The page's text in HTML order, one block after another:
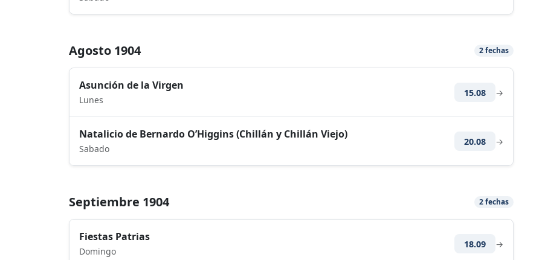
Agosto 1904 2 fechas
Asunción de la Virgen
Lunes
15.08 →
Natalicio de Bernardo O’Higgins (Chillán y Chillán Viejo)
Sabado
20.08 →
Septiembre 1904 2 fechas
Fiestas Patrias
Domingo
18.09 →